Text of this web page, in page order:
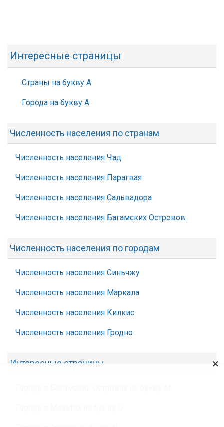
Интересные страницы
Страны на букву А
Города на букву А
Численность населения по странам
Численность населения Чад
Численность населения Парагвая
Численность населения Сальвадора
Численность населения Багамских Островов
Численность населения по городам
Численность населения Синьчжу
Численность населения Маркала
Численность населения Килкис
Численность населения Гродно
Интересные страницы ×